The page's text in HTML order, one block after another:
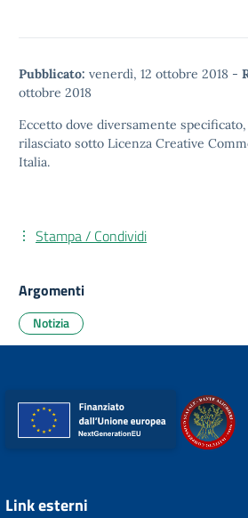
Pubblicato: venerdì, 12 ottobre 2018 -
ottobre 2018
Eccetto dove diversamente
rilasciato sotto Licenza Creative
Italia.
Stampa / Condividi
Argomenti
Notizia
Link esterni